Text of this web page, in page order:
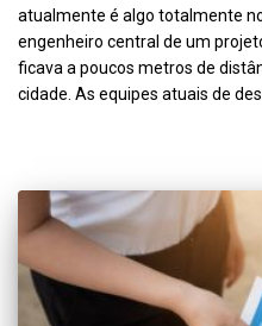
atualmente é algo totalmente
engenheiro central de um
ficava a poucos metros de
cidade. As equipes atuais de